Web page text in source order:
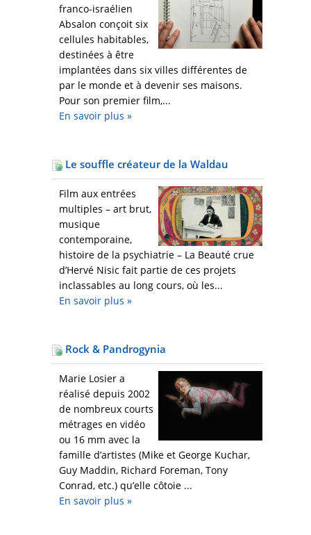
franco-israélien
Absalon conçoit six
cellules habitables,
destinées à être
implantées dans six villes différentes de
par le monde et à devenir ses maisons.
Pour son premier film,...
En savoir plus »
Le souffle créateur de la Waldau
Film aux entrées
multiples – art brut,
musique
contemporaine,
histoire de la psychiatrie – La Beauté crue
d’Hervé Nisic fait partie de ces projets
inclassables au long cours, où les...
En savoir plus »
Rock & Pandrogynia
Marie Losier a
réalisé depuis 2002
de nombreux courts
métrages en vidéo
ou 16 mm avec la
famille d’artistes (Mike et George Kuchar,
Guy Maddin, Richard Foreman, Tony
Conrad, etc.) qu’elle côtoie ...
En savoir plus »